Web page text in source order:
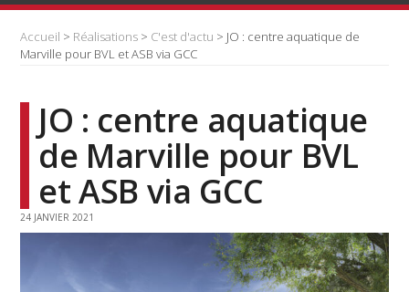
Accueil > Réalisations > C'est d'actu > JO : centre aquatique de
Marville pour BVL et ASB via GCC
JO : centre aquatique
de Marville pour BVL
et ASB via GCC
24 JANVIER 2021